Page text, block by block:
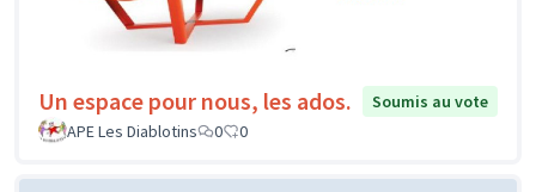
Un espace pour nous, les ados.
Soumis au vote
APE Les Diablotins
0 0